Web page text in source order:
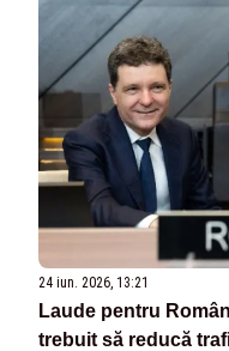
24 iun. 2026, 13:21
Laude pentru
trebuit să reducă